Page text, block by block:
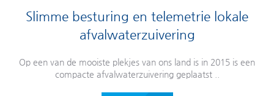
Slimme besturing en telemetrie lokale
afvalwaterzuivering
Op een van de mooiste plekjes van ons land is in 2015 is een
compacte afvalwaterzuivering geplaatst ..